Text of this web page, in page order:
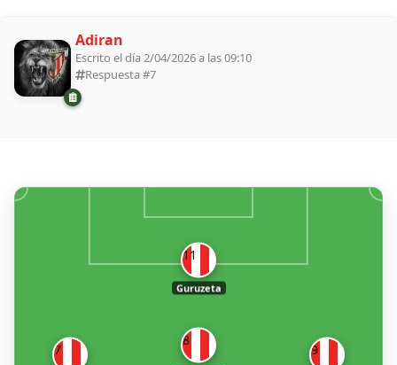
Adiran
Escrito el día 2/04/2026 a las 09:10
Respuesta #7
7
8
9
11
Guruzeta